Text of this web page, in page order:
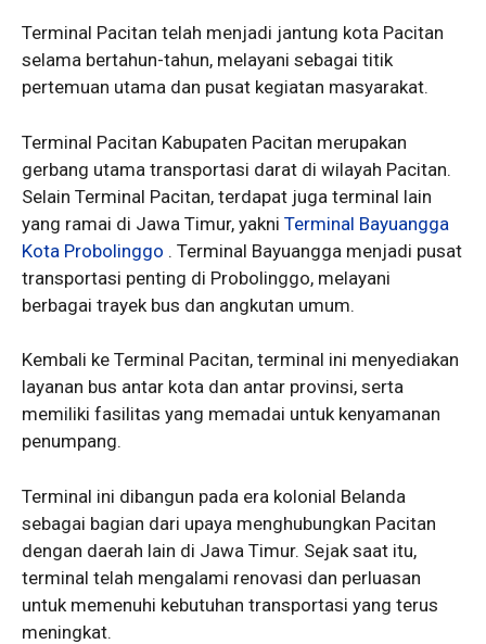
Terminal Pacitan telah menjadi jantung kota Pacitan
selama bertahun-tahun, melayani sebagai titik
pertemuan utama dan pusat kegiatan masyarakat.
Terminal Pacitan Kabupaten Pacitan merupakan
gerbang utama transportasi darat di wilayah Pacitan.
Selain Terminal Pacitan, terdapat juga terminal lain
yang ramai di Jawa Timur, yakni Terminal Bayuangga
Kota Probolinggo . Terminal Bayuangga menjadi pusat
transportasi penting di Probolinggo, melayani
berbagai trayek bus dan angkutan umum.
Kembali ke Terminal Pacitan, terminal ini menyediakan
layanan bus antar kota dan antar provinsi, serta
memiliki fasilitas yang memadai untuk kenyamanan
penumpang.
Terminal ini dibangun pada era kolonial Belanda
sebagai bagian dari upaya menghubungkan Pacitan
dengan daerah lain di Jawa Timur. Sejak saat itu,
terminal telah mengalami renovasi dan perluasan
untuk memenuhi kebutuhan transportasi yang terus
meningkat.